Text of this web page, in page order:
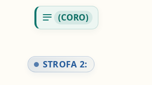
notes (CORO)
STROFA 2: